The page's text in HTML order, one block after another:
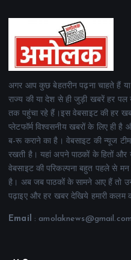
अगर आप कुछ बेहतरीन पढ़ना चाहते हैं
राज्य की या देश से ही जुड़ी खबरें हर
तक पहुंचा रहे हैं।इस वेबसाइट की हर
प्लेटफॉर्म विश्वसनीय खबरों के लिए ही है
ब-रू कराने का है। वेबसाइट की न्यूज
रखती है। यहां अपने पाठकों के हितों और
वेबसाइट की परिकल्पना बहुत पहले से
है। अब जब पाठकों के सामने आए हैं तो
पढ़ाइए और हर खबर देखिये हमारी
Email : amolaknews@gmail.com